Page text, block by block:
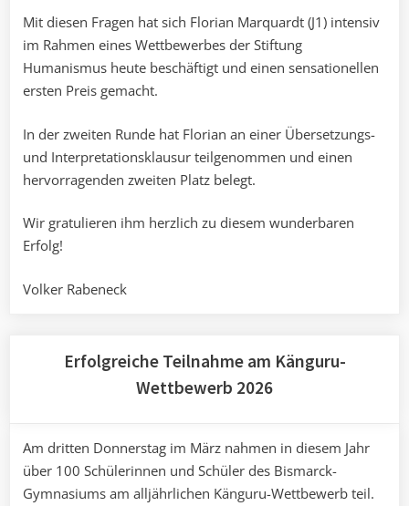
Mit diesen Fragen hat sich Florian Marquardt (J1) intensiv
im Rahmen eines Wettbewerbes der Stiftung
Humanismus heute beschäftigt und einen sensationellen
ersten Preis gemacht.
In der zweiten Runde hat Florian an einer Übersetzungs-
und Interpretationsklausur teilgenommen und einen
hervorragenden zweiten Platz belegt.
Wir gratulieren ihm herzlich zu diesem wunderbaren
Erfolg!
Volker Rabeneck
Erfolgreiche Teilnahme am Känguru-
Wettbewerb 2026
Am dritten Donnerstag im März nahmen in diesem Jahr
über 100 Schülerinnen und Schüler des Bismarck-
Gymnasiums am alljährlichen Känguru-Wettbewerb teil.